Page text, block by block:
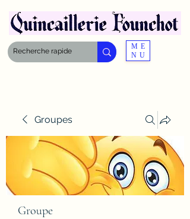
ME
NU
Groupes
Groupe